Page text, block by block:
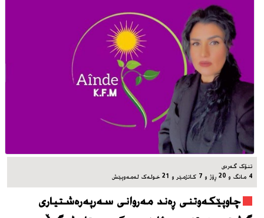
تنۆک گەردی
4 مانگ و 20 ڕۆژ و 7 کاتژمێر و 21 خوله‌ک له‌مه‌وپێش‌
چاوپێکەوتنی ڕەند مەروانی سەرپەرەشتیاری